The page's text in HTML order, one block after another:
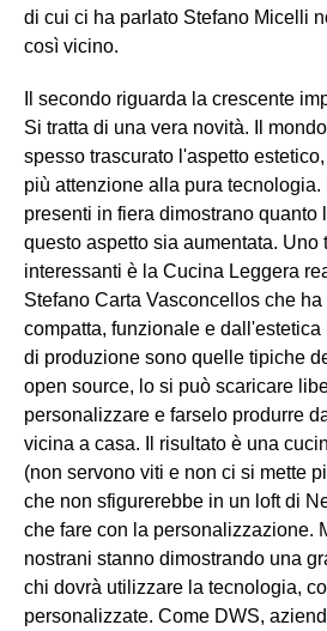
di cui ci ha parlato Stefano Micelli
così vicino.
Il secondo riguarda la crescente
Si tratta di una vera novità. Il
spesso trascurato l'aspetto
più attenzione alla pura tecnologia.
presenti in fiera dimostrano quanto
questo aspetto sia aumentata. Uno
interessanti è la Cucina Leggera
Stefano Carta Vasconcellos che
compatta, funzionale e
di produzione sono quelle tipiche
open source, lo si può scaricare
personalizzare e farselo produrre
vicina a casa. Il risultato è una
(non servono viti e non ci si mette
che non sfigurerebbe in un loft di
che fare con la personalizzazione.
nostrani stanno dimostrando una
chi dovrà utilizzare la tecnologia,
personalizzate. Come DWS,